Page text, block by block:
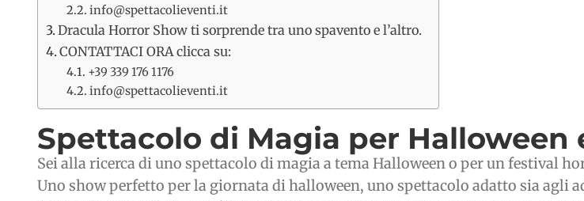
info@spettacolieventi.it
Dracula Horror Show ti sorprende tra uno spavento e l’altro.
CONTATTACI ORA clicca su:
+39 339 176 1176
info@spettacolieventi.it
Spettacolo di Magia per Halloween
Sei alla ricerca di uno spettacolo di magia a tema Halloween o per un festival
Uno show perfetto per la giornata di halloween, uno spettacolo adatto sia agli